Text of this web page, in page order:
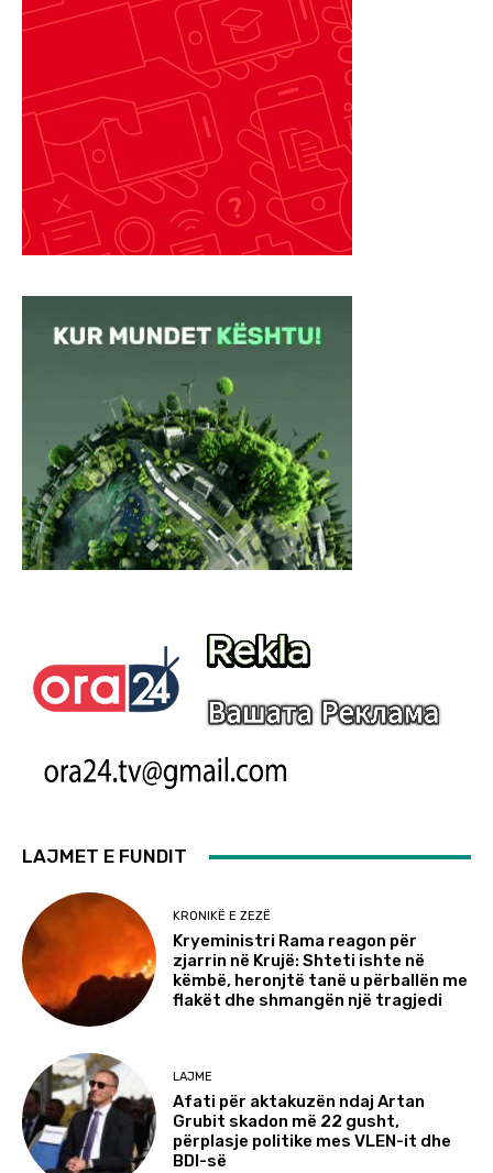
LAJMET E FUNDIT
KRONIKË E ZEZË
Kryeministri Rama reagon për
zjarrin në Krujë: Shteti ishte në
këmbë, heronjtë tanë u përballën me
flakët dhe shmangën një tragjedi
LAJME
Afati për aktakuzën ndaj Artan
Grubit skadon më 22 gusht,
përplasje politike mes VLEN-it dhe
BDI-së